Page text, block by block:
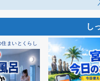
住まいとくらし